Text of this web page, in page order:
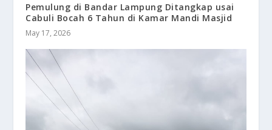
Pemulung di Bandar Lampung Ditangkap usai
Cabuli Bocah 6 Tahun di Kamar Mandi Masjid
May 17, 2026